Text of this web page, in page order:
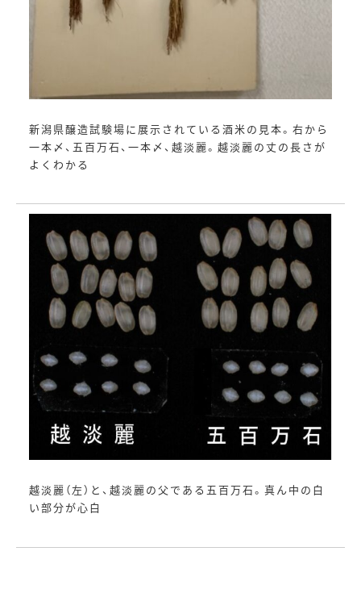
新潟県醸造試験場に展示されている酒米の見本。右から
一本〆、五百万石、一本〆、越淡麗。越淡麗の丈の長さが
よくわかる
越淡麗（左）と、越淡麗の父である五百万石。真ん中の白
い部分が心白